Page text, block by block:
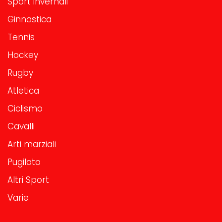
Ginnastica
Tennis
Hockey
Rugby
Atletica
Ciclismo
Cavalli
Arti marziali
Pugilato
Altri Sport
Varie